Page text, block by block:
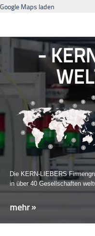
Google Maps laden
Die KERN-LIEBERS
in über 40 Gesellschaften
mehr »